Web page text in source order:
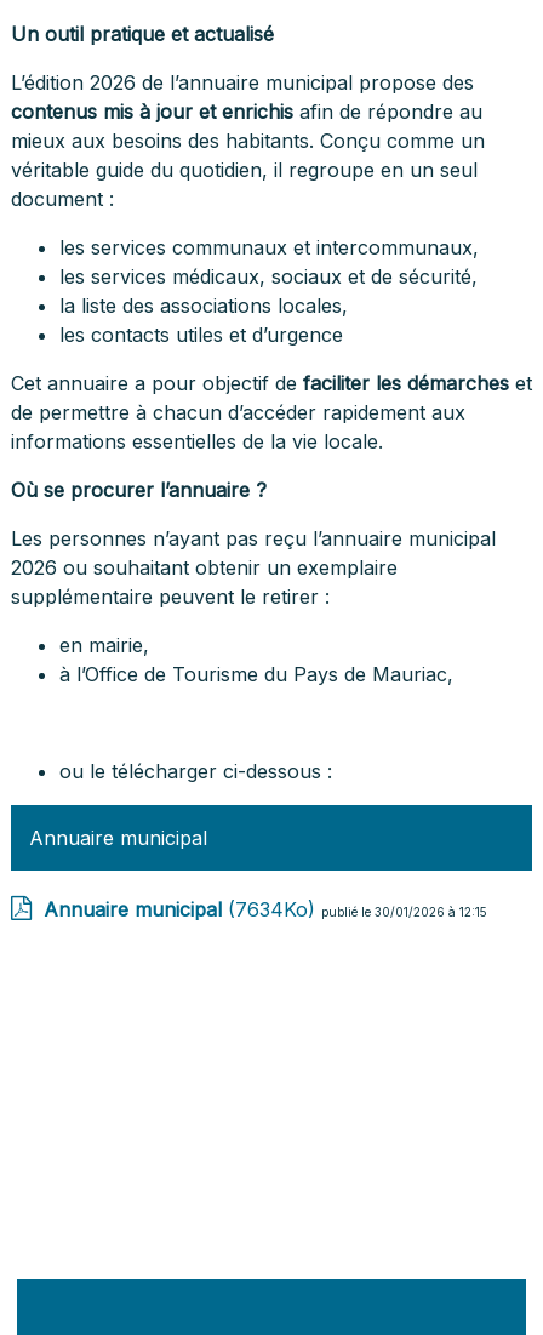
Un outil pratique et actualisé
L’édition 2026 de l’annuaire municipal propose des
contenus mis à jour et enrichisafin de répondre au
mieux aux besoins des habitants. Conçu comme un
véritable guide du quotidien, il regroupe en un seul
document :
les services communaux et intercommunaux,
les services médicaux, sociaux et de sécurité,
la liste des associations locales,
les contacts utiles et d’urgence
Cet annuaire a pour objectif de faciliter les démarcheset
de permettre à chacun d’accéder rapidement aux
informations essentielles de la vie locale.
Où se procurer l’annuaire ?
Les personnes n’ayant pas reçu l’annuaire municipal
2026 ou souhaitant obtenir un exemplaire
supplémentaire peuvent le retirer :
en mairie,
à l’Office de Tourisme du Pays de Mauriac,
ou le télécharger ci-dessous :
Annuaire municipal
Annuaire municipal(7634Ko) publié le 30/01/2026 à 12:15